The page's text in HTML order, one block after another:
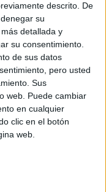
descrito. De
su
detallada y
su consentimiento.
de sus datos
pero usted
Sus
web. Puede cambiar
en cualquier
clic en el botón
web.
Uso
uso*